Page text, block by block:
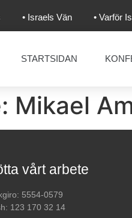
• Israels Vän • Varför
STARTSIDAN
Mikael
vårt arbete
5554-0579
123 170 32 14